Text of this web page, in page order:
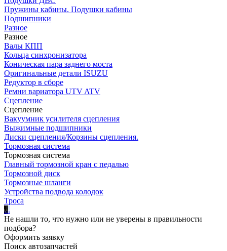
Пружины кабины. Подушки кабины
Подшипники
Разное
Разное
Валы КПП
Кольца синхронизатора
Коническая пара заднего моста
Оригинальные детали ISUZU
Редуктор в сборе
Ремни вариатора UTV ATV
Сцепление
Сцепление
Вакуумник усилителя сцепления
Выжимные подшипники
Диски сцепления/Корзины сцепления.
Тормозная система
Тормозная система
Главный тормозной кран с педалью
Тормозной диск
Тормозные шланги
Устройства подвода колодок
Троса
...
Не нашли то, что нужно или не уверены в правильности
подбора?
Оформить заявку
Поиск автозапчастей